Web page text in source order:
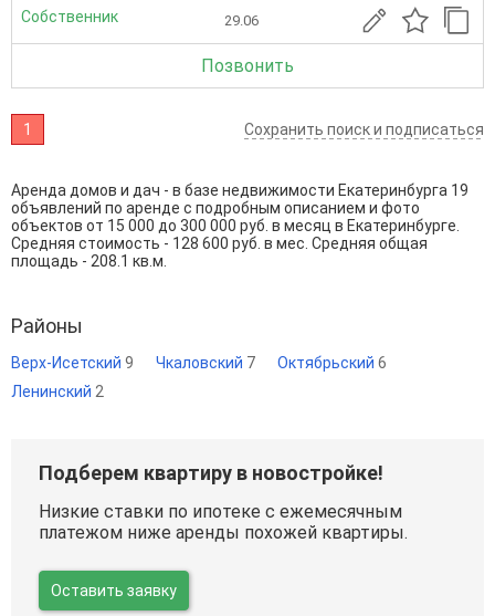
Собственник 29.06
Позвонить
1 Сохранить поиск и подписаться
Аренда домов и дач - в базе недвижимости Екатеринбурга 19
объявлений по аренде с подробным описанием и фото
объектов от 15 000 до 300 000 руб. в месяц в Екатеринбурге.
Средняя стоимость - 128 600 руб. в мес. Средняя общая
площадь - 208.1 кв.м.
Районы
Верх-Исетский 9 Чкаловский 7 Октябрьский 6
Ленинский 2
Подберем квартиру в новостройке!
Низкие ставки по ипотеке с ежемесячным
платежом ниже аренды похожей квартиры.
Оставить заявку